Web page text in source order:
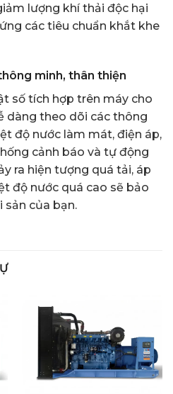
lượng khí thải độc hại
các tiêu chuẩn khắt khe
minh, thân thiện
số tích hợp trên máy cho
dàng theo dõi các thông
độ nước làm mát, điện áp,
cảnh báo và tự động
ra hiện tượng quá tải, áp
độ nước quá cao sẽ bảo
sản của bạn.